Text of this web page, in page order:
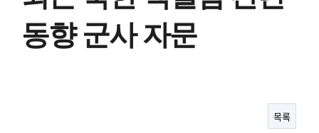
동향 군사 자문
목록